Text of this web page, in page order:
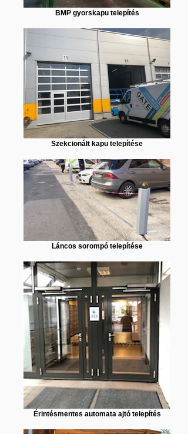
BMP gyorskapu telepítés
Szekcionált kapu telepítése
Láncos sorompó telepítése
Érintésmentes automata ajtó telepítés